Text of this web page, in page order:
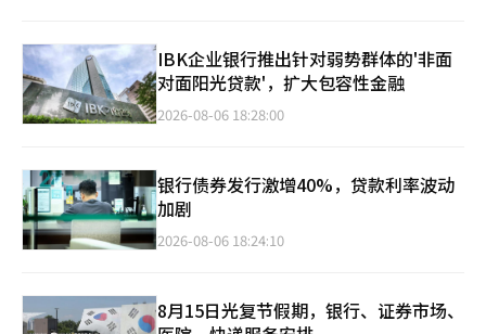
IBK企业银行推出针对弱势群体的'非面
对面阳光贷款'，扩大包容性金融
2026-08-06 18:28:00
银行债券发行激增40%，贷款利率波动
加剧
2026-08-06 18:24:10
8月15日光复节假期，银行、证券市场、